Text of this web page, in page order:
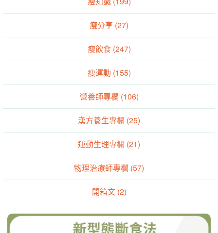
瘦分享 (27)
瘦飲食 (247)
瘦運動 (155)
營養師專欄 (106)
漢方養生專欄 (25)
運動生理專欄 (21)
物理治療師專欄 (57)
開箱文 (2)